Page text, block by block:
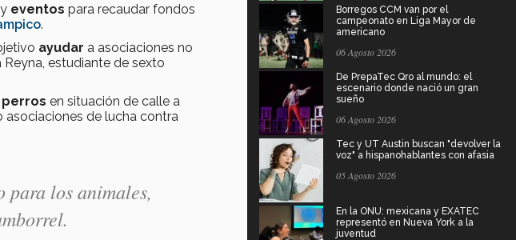
eventos para recaudar fondos
.
ayudar a asociaciones no
estudiante de sexto
perros en situación de calle a
asociaciones de lucha contra
para los animales,
Borregos CCM van por el
campeonato en Liga Mayor de
americano
06 Agosto 2026
De PrepaTec Qro al mundo: el
escenario donde nació un gran
sueño
06 Agosto 2026
Tec y UT Austin buscan "devolver la
voz" a hispanohablantes con afasia
05 Agosto 2026
En la ONU: mexicana y EXATEC
representó en Nueva York a la
juventud